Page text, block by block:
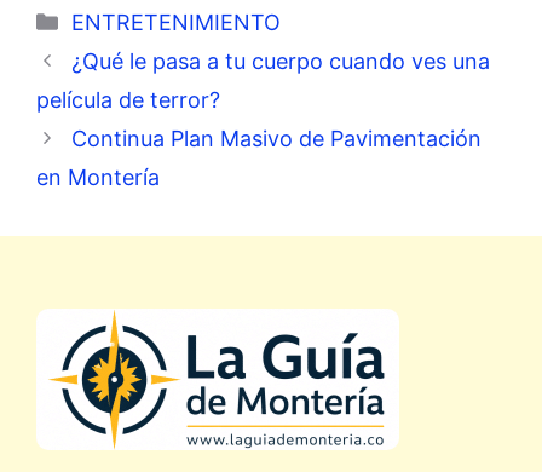
Categorías
ENTRETENIMIENTO
¿Qué le pasa a tu cuerpo cuando ves una
película de terror?
Continua Plan Masivo de Pavimentación
en Montería